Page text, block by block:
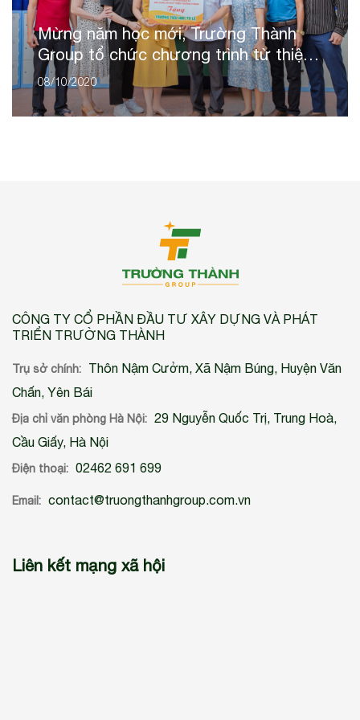
Mừng năm học mới, Trường Thành
Group tổ chức chương trình từ thiện
“Cùng em đến trường‘’
08/10/2020
CÔNG TY CỔ PHẦN ĐẦU TƯ XÂY DỰNG VÀ PHÁT
TRIỂN TRƯỜNG THÀNH
Trụ sở chính:
Thôn Nậm Cưởm, Xã Nậm Búng, Huyện Văn
Chấn, Yên Bái
Địa chỉ văn phòng Hà Nội: 29 Nguyễn Quốc Trị, Trung Hoà,
Cầu Giấy, Hà Nội
Điện thoại: 02462 691 699
Email: contact@truongthanhgroup.com.vn
Liên kết mạng xã hội